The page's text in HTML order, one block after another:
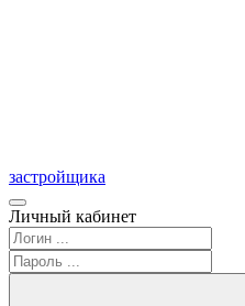
застройщика
Личный кабинет